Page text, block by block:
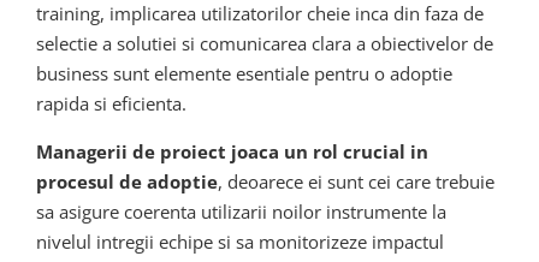
training, implicarea utilizatorilor cheie inca din faza de
selectie a solutiei si comunicarea clara a obiectivelor de
business sunt elemente esentiale pentru o adoptie
rapida si eficienta.
Managerii de proiect joaca un rol crucial in
procesul de adoptie, deoarece ei sunt cei care trebuie
sa asigure coerenta utilizarii noilor instrumente la
nivelul intregii echipe si sa monitorizeze impactul